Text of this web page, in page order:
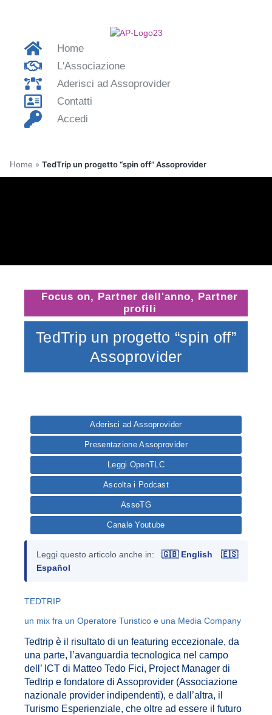
Home
L'Associazione
Aderisci ad Assoprovider
Contatti
Accedi
Home » TedTrip un progetto “spin off” Assoprovider
Focus on, Partner dell'anno, Partner
profili
TedTrip un progetto “spin off”
Assoprovider
Aderisci ad Assoprovider
Presentazione Assoprovider
Leggi OpenTLC
Ascolta i Podcast
AssoTG
Canale Youtube
Leggi questo articolo anche in: 🇬🇧 English
🇪🇸
Español
TEDTRIP
un mix fra un Operatore Turistico e una Media Company
Tedtrip è il risultato di un featuring eccezionale, da
una parte, l’avanguardia tecnologica nel campo
dell’ ICT di Matteo Tedo Fici, Project Manager di
Tedtrip e fondatore di Assoprovider (Associazione
nazionale provider indipendenti), e dall’altra, il
Turismo Esperienziale, che oltre ad essere il futuro